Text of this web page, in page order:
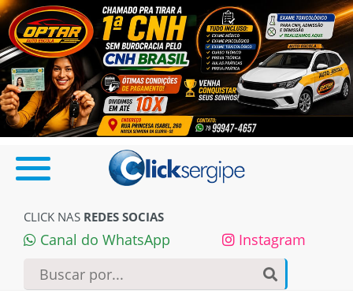
CLICK NAS REDES SOCIAS
Canal do WhatsApp Instagram